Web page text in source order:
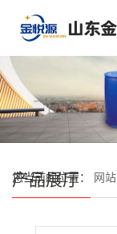
产品展厅
您当前的位置： 网